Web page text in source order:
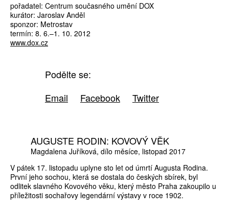
pořadatel: Centrum současného umění DOX
kurátor: Jaroslav Anděl
sponzor: Metrostav
termín: 8. 6.–1. 10. 2012
www.dox.cz
Podělte se:
Email
Facebook Twitter
AUGUSTE RODIN: KOVOVÝ VĚK
Magdalena Juříková dílo měsíce listopad 2017
V pátek 17. listopadu uplyne sto let od úmrtí Augusta Rodina.
První jeho sochou, která se dostala do českých sbírek, byl
odlitek slavného Kovového věku, který město Praha zakoupilo u
příležitosti sochařovy legendární výstavy v roce 1902.